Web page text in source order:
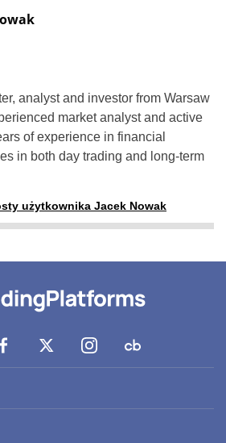
analyst and investor from Warsaw
market analyst and active
of experience in financial
in both day trading and long-term
użytkownika Jacek Nowak